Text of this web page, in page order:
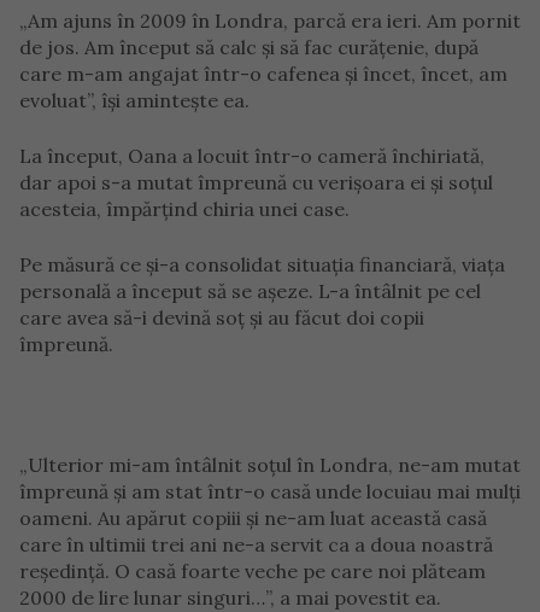
„Am ajuns în 2009 în Londra, parcă era ieri. Am pornit
de jos. Am început să calc și să fac curățenie, după
care m-am angajat într-o cafenea și încet, încet, am
evoluat”, își amintește ea.
La început, Oana a locuit într-o cameră închiriată,
dar apoi s-a mutat împreună cu verișoara ei și soțul
acesteia, împărțind chiria unei case.
Pe măsură ce și-a consolidat situația financiară, viața
personală a început să se așeze. L-a întâlnit pe cel
care avea să-i devină soț și au făcut doi copii
împreună.
„Ulterior mi-am întâlnit soțul în Londra, ne-am mutat
împreună și am stat într-o casă unde locuiau mai mulți
oameni. Au apărut copiii și ne-am luat această casă
care în ultimii trei ani ne-a servit ca a doua noastră
reședință. O casă foarte veche pe care noi plăteam
2000 de lire lunar singuri…”, a mai povestit ea.